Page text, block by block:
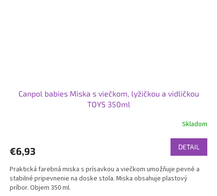
Canpol babies Miska s viečkom, lyžičkou a vidličkou
TOYS 350ml
Skladom
€6,93 DETAIL
Praktická farebná miska s prísavkou a viečkom umožňuje pevné a
stabilné pripevnenie na doske stola. Miska obsahuje plastový
príbor. Objem 350 ml.